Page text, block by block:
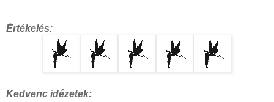
Értékelés:
Kedvenc idézetek: